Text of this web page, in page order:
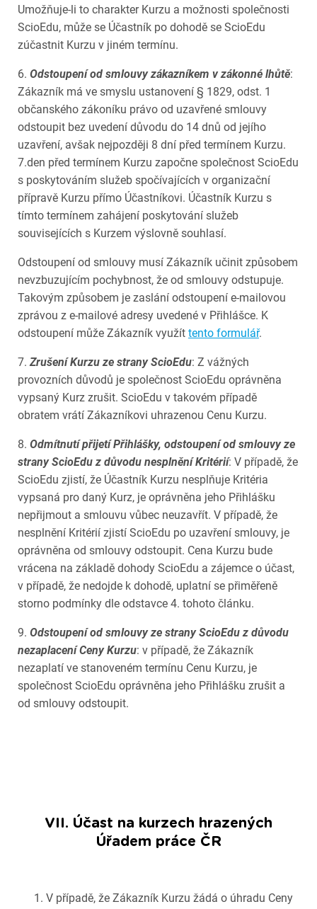
Umožňuje-li to charakter Kurzu a možnosti společnosti
ScioEdu, může se Účastník po dohodě se ScioEdu
zúčastnit Kurzu v jiném termínu.
6. Odstoupení od smlouvy zákazníkem v zákonné lhůtě:
Zákazník má ve smyslu ustanovení § 1829, odst. 1
občanského zákoníku právo od uzavřené smlouvy
odstoupit bez uvedení důvodu do 14 dnů od jejího
uzavření, avšak nejpozději 8 dní před termínem Kurzu.
7.den před termínem Kurzu započne společnost ScioEdu
s poskytováním služeb spočívajících v organizační
přípravě Kurzu přímo Účastníkovi. Účastník Kurzu s
tímto termínem zahájení poskytování služeb
souvisejících s Kurzem výslovně souhlasí.
Odstoupení od smlouvy musí Zákazník učinit způsobem
nevzbuzujícím pochybnost, že od smlouvy odstupuje.
Takovým způsobem je zaslání odstoupení e-mailovou
zprávou z e-mailové adresy uvedené v Přihlášce. K
odstoupení může Zákazník využít tento formulář.
7.Zrušení Kurzu ze strany ScioEdu: Z vážných
provozních důvodů je společnost ScioEdu oprávněna
vypsaný Kurz zrušit. ScioEdu v takovém případě
obratem vrátí Zákazníkovi uhrazenou Cenu Kurzu.
8. Odmítnutí přijetí Přihlášky, odstoupení od smlouvy ze
strany ScioEdu z důvodu nesplnění Kritérií: V případě, že
ScioEdu zjistí, že Účastník Kurzu nesplňuje Kritéria
vypsaná pro daný Kurz, je oprávněna jeho Přihlášku
nepřijmout a smlouvu vůbec neuzavřít. V případě, že
nesplnění Kritérií zjistí ScioEdu po uzavření smlouvy, je
oprávněna od smlouvy odstoupit. Cena Kurzu bude
vrácena na základě dohody ScioEdu a zájemce o účast,
v případě, že nedojde k dohodě, uplatní se přiměřeně
storno podmínky dle odstavce 4. tohoto článku.
9. Odstoupení od smlouvy ze strany ScioEdu z důvodu
nezaplacení Ceny Kurzu: v případě, že Zákazník
nezaplatí ve stanoveném termínu Cenu Kurzu, je
společnost ScioEdu oprávněna jeho Přihlášku zrušit a
od smlouvy odstoupit.
VII. Účast na kurzech hrazených
Úřadem práce ČR
V případě, že Zákazník Kurzu žádá o úhradu Ceny